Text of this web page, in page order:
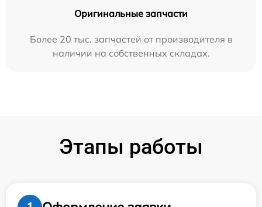
Оригинальные запчасти
Более 20 тыс. запчастей от производителя в
наличии на собственных складах.
Этапы работы